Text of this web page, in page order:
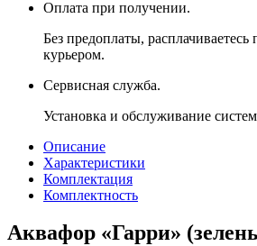
Оплата при получении.
Без предоплаты,
курьером.
Сервисная служба.
Установка и обслуживание
Описание
Характеристики
Комплектация
Комплектность
Аквафор «Гарри»